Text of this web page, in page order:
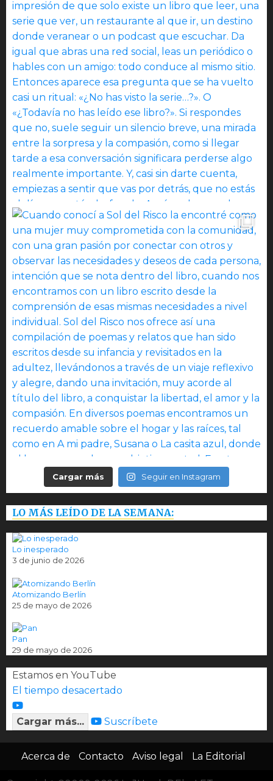
Cargar más Seguir en Instagram
LO MÁS LEÍDO DE LA SEMANA:
Lo inesperado
3 de junio de 2026
Atomizando Berlín
25 de mayo de 2026
Pan
29 de mayo de 2026
Estamos en YouTube
El tiempo desacertado
Cargar más... Suscríbete
Acerca de Contacto Aviso legal La Editorial